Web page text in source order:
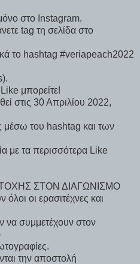
στο Instagram.
tag τη σελίδα στο
το hashtag #veriapeach2022
μπορείτε!
στις 30 Απριλίου 2022,
μέσω του hashtag και των
με τα περισσότερα Like
ΣΤΟΝ ΔΙΑΓΩΝΙΣΜΟ
οι ερασιτέχνες και
να συμμετέχουν στον
την αποστολή